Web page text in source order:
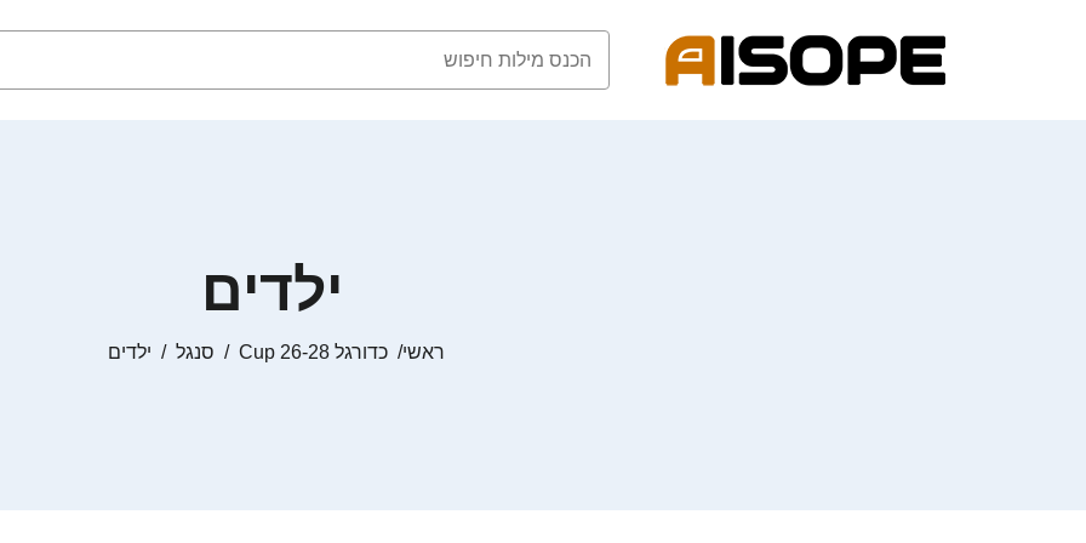
ילדים
ראשי כדורגל Cup 26-28 סנגל ילדים